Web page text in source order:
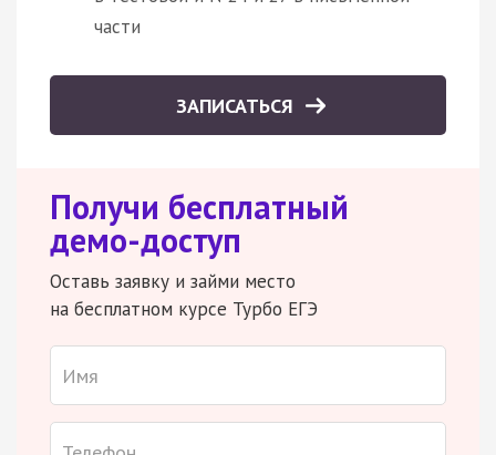
части
ЗАПИСАТЬСЯ
Получи бесплатный
демо-доступ
Оставь заявку и займи место
на бесплатном курсе Турбо ЕГЭ